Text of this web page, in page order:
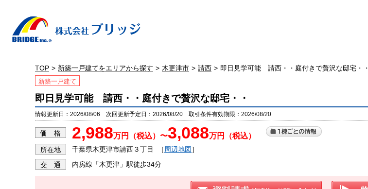
TOP 新築一戸建てをエリアから探す 木更津市 請西 即日見学可能 請西・・庭付きで贅沢な邸宅・・
新築一戸建て
即日見学可能 請西・・庭付きで贅沢な邸宅・・
情報更新日：2026/08/06 次回更新予定日：2026/08/20 取引条件有効期限：2026/08/20
価 格 2,988万円（税込）〜3,088万円（税込）
所在地 千葉県木更津市請西３丁目 ［ 周辺地図］
交 通 内房線「木更津」駅徒歩34分